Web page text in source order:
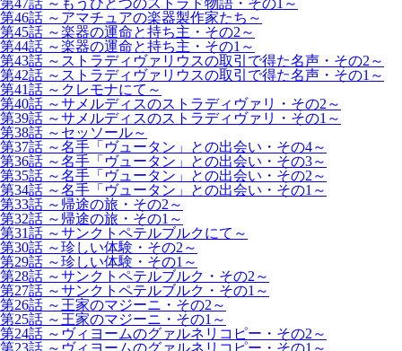
第47話 ～もうひとつのストラド物語・その1～
第46話 ～アマチュアの楽器製作家たち～
第45話 ～楽器の運命と持ち主・その2～
第44話 ～楽器の運命と持ち主・その1～
第43話 ～ストラディヴァリウスの取引で得た名声・その2～
第42話 ～ストラディヴァリウスの取引で得た名声・その1～
第41話 ～クレモナにて～
第40話 ～サメルディスのストラディヴァリ・その2～
第39話 ～サメルディスのストラディヴァリ・その1～
第38話 ～セッソール～
第37話 ～名手「ヴュータン」との出会い・その4～
第36話 ～名手「ヴュータン」との出会い・その3～
第35話 ～名手「ヴュータン」との出会い・その2～
第34話 ～名手「ヴュータン」との出会い・その1～
第33話 ～帰途の旅・その2～
第32話 ～帰途の旅・その1～
第31話 ～サンクトペテルブルクにて～
第30話 ～珍しい体験・その2～
第29話 ～珍しい体験・その1～
第28話 ～サンクトペテルブルク・その2～
第27話 ～サンクトペテルブルク・その1～
第26話 ～王家のマジーニ・その2～
第25話 ～王家のマジーニ・その1～
第24話 ～ヴィヨームのグァルネリコピー・その2～
第23話 ～ヴィヨームのグァルネリコピー・その1～